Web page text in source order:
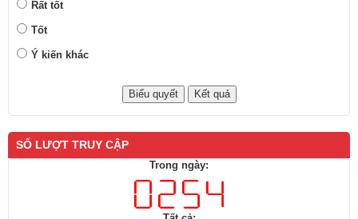
Rất tốt
Tốt
Ý kiến khác
SỐ LƯỢT TRUY CẬP
Trong ngày: